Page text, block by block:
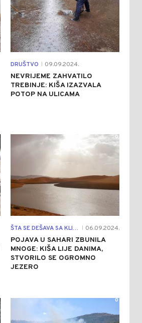
DRUŠTVO 09.09.2024.
NEVRIJEME ZAHVATILO
TREBINJE: KIŠA IZAZVALA
POTOP NA ULICAMA
ŠTA SE DEŠAVA SA KLIMOM? 06.09.2024.
POJAVA U SAHARI ZBUNILA
MNOGE: KIŠA LIJE DANIMA,
STVORILO SE OGROMNO
JEZERO
0
0